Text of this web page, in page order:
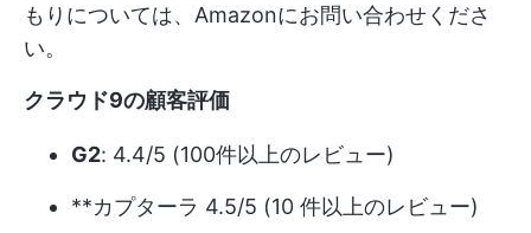
もりについては、Amazonにお問い合わせくださ
い。
クラウド9の顧客評価
G2: 4.4/5 (100件以上のレビュー)
**カプターラ 4.5/5 (10 件以上のレビュー)